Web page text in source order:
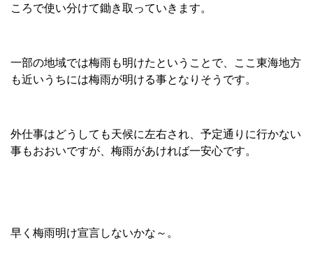
ころで使い分けて鋤き取っていきます。
一部の地域では梅雨も明けたということで、ここ東海地方
も近いうちには梅雨が明ける事となりそうです。
外仕事はどうしても天候に左右され、予定通りに行かない
事もおおいですが、梅雨があければ一安心です。
早く梅雨明け宣言しないかな～。